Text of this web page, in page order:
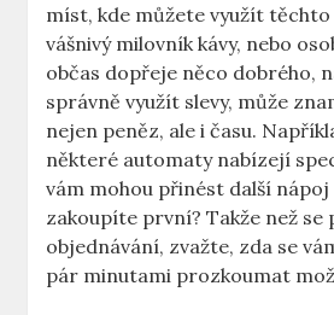
míst, kde můžete využít těchto
vášnivý milovník kávy, nebo
občas dopřeje něco dobrého,
správně využít slevy, může
nejen peněz, ale i času.
některé automaty nabízejí
vám mohou přinést další
zakoupíte první? Takže než se
objednávání, zvažte, zda se
pár minutami prozkoumat